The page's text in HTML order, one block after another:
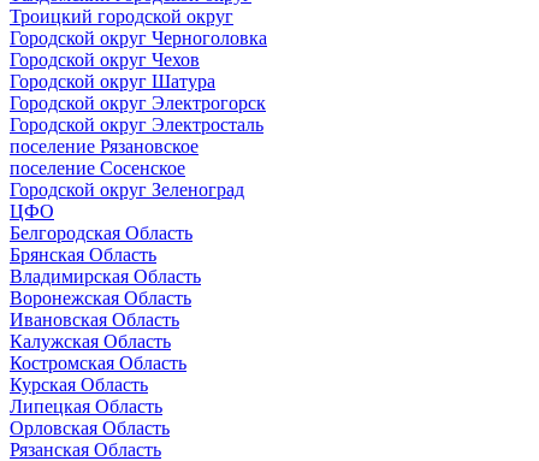
Троицкий городской округ
Городской округ Черноголовка
Городской округ Чехов
Городской округ Шатура
Городской округ Электрогорск
Городской округ Электросталь
поселение Рязановское
поселение Сосенское
Городской округ Зеленоград
ЦФО
Белгородская Область
Брянская Область
Владимирская Область
Воронежская Область
Ивановская Область
Калужская Область
Костромская Область
Курская Область
Липецкая Область
Орловская Область
Рязанская Область